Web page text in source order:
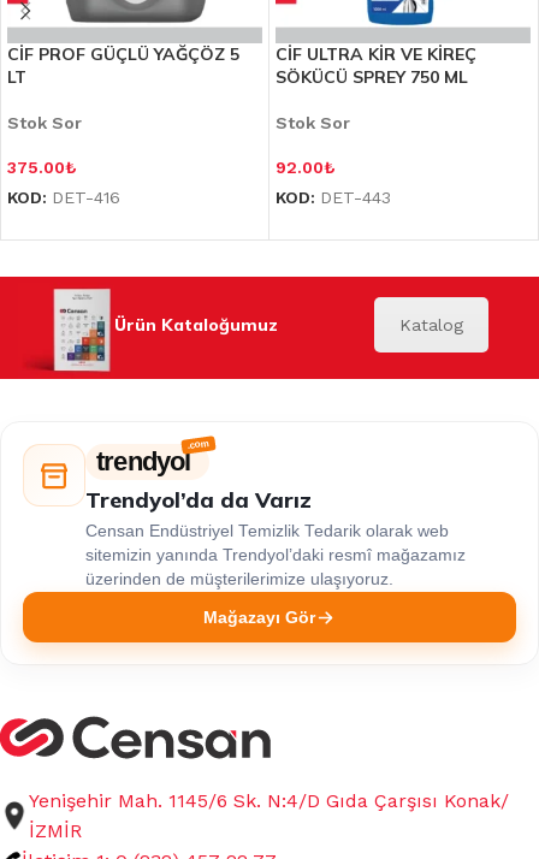
CİF PROF GÜÇLÜ YAĞÇÖZ 5
LT
Stok Sor
375.00₺
KOD: DET-416
CİF ULTRA KİR VE KİREÇ
SÖKÜCÜ SPREY 750 ML
Stok Sor
92.00₺
KOD: DET-443
Ürün Kataloğumuz Katalog
trendyol
Trendyol’da da Varız
Censan Endüstriyel Temizlik Tedarik olarak web
sitemizin yanında Trendyol’daki resmî mağazamız
üzerinden de müşterilerimize ulaşıyoruz.
Mağazayı Gör
Yenişehir Mah. 1145/6 Sk. N:4/D Gıda Çarşısı Konak/
İZMİR